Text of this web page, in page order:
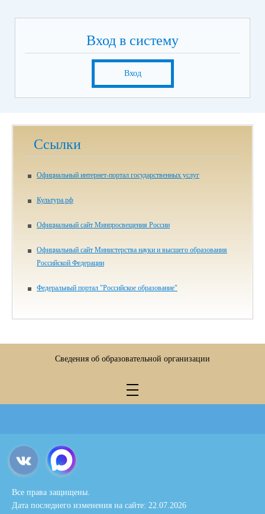
Вход в систему
Вход
Ссылки
Официальный интернет-портал государственных услуг
Культура.рф
Официальный сайт Минпросвещения России
Официальный сайт Министерства науки и высшего образования
Российской Федерации
Федеральный портал "Российское образование"
Сведения об образовательной организации
Все права защищены.
Дата последнего изменения на сайте: 22.07.2026